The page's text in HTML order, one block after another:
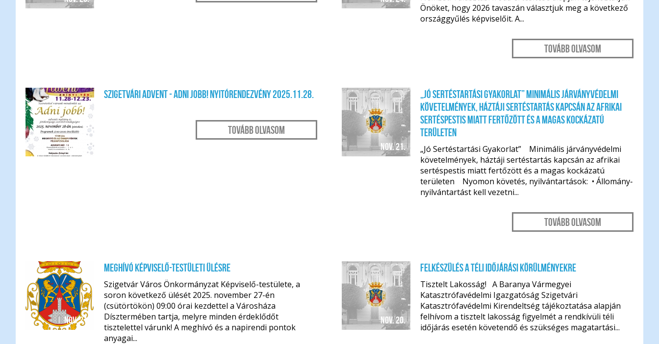
Önöket, hogy 2026 tavaszán választjuk meg a következő
országgyűlés képviselőit. A...
Tovább olvasom
nov. 21.
Szigetvári Advent - Adni jobb! nyitórendezvény 2025.11.28.
Tovább olvasom
nov. 21.
„Jó Sertéstartási Gyakorlat” Minimális járványvédelmi
követelmények, háztáji sertéstartás kapcsán az afrikai
sertéspestis miatt fertőzött és a magas kockázatú
területen
„Jó Sertéstartási Gyakorlat” Minimális járványvédelmi
követelmények, háztáji sertéstartás kapcsán az afrikai
sertéspestis miatt fertőzött és a magas kockázatú
területen Nyomon követés, nyilvántartások: • Állomány‐
nyilvántartást kell vezetni...
Tovább olvasom
nov. 21.
Meghívó Képviselő-testületi ülésre
Szigetvár Város Önkormányzat Képviselő-testülete, a
soron következő ülését 2025. november 27-én
(csütörtökön) 09:00 órai kezdettel a Városháza
Dísztermében tartja, melyre minden érdeklődőt
tisztelettel várunk! A meghívó és a napirendi pontok
anyagai...
nov. 20.
Felkészülés a téli időjárási körülményekre
Tisztelt Lakosság! A Baranya Vármegyei
Katasztrófavédelmi Igazgatóság Szigetvári
Katasztrófavédelmi Kirendeltség tájékoztatása alapján
felhívom a tisztelt lakosság figyelmét a rendkívüli téli
időjárás esetén követendő és szükséges magatartási...